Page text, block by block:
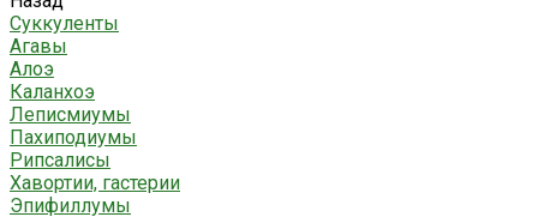
Суккуленты
Агавы
Алоэ
Каланхоэ
Леписмиумы
Пахиподиумы
Рипсалисы
Хавортии, гастерии
Эпифиллумы